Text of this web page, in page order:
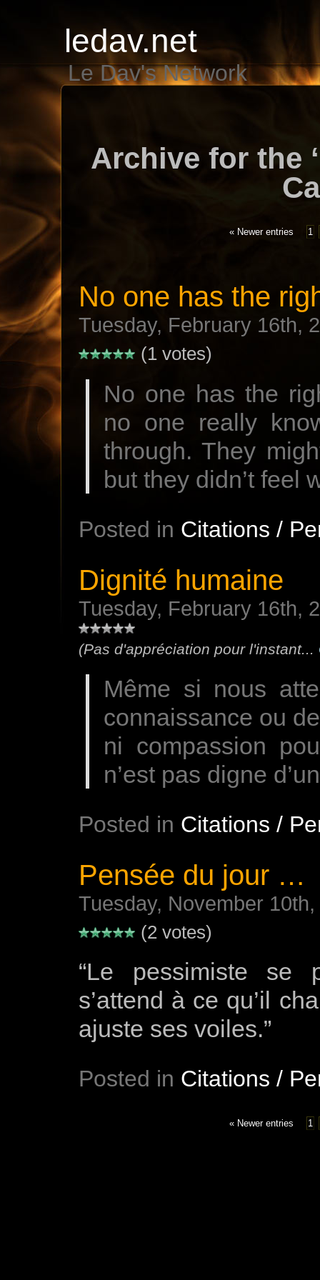
ledav.net
Le Dav's Network
Archive for the
« Newer entries 1
No one has the
Tuesday, February 16th,
(1 votes)
No one has the
no one really
through. They
but they didn’t feel
Posted in Citations /
Dignité humaine
Tuesday, February 16th,
(Pas d'appréciation pour l'instant...
Même si nous
connaissance ou
ni compassion
n’est pas digne
Posted in Citations /
Pensée du jour …
Tuesday, November
(2 votes)
“Le pessimiste se
s’attend à ce qu’il
ajuste ses voiles.”
Posted in Citations /
« Newer entries 1